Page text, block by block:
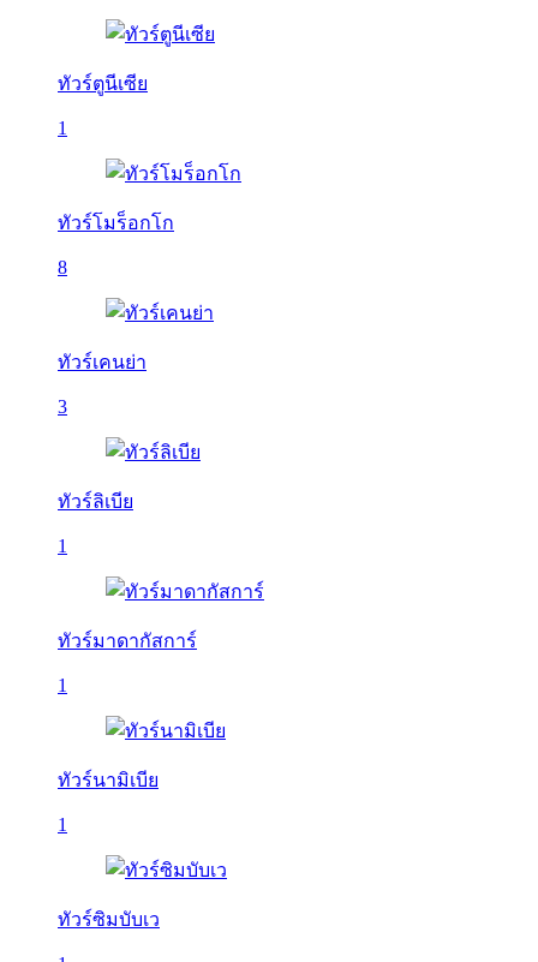
ทัวร์ตูนีเซีย
1
ทัวร์โมร็อกโก
8
ทัวร์เคนย่า
3
ทัวร์ลิเบีย
1
ทัวร์มาดากัสการ์
1
ทัวร์นามิเบีย
1
ทัวร์ซิมบับเว